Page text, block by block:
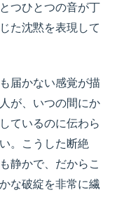
つひとつの音が丁
た沈黙を表現して
届かない感覚が描
が、いつの間にか
ているのに伝わら
。こうした断絶
静かで、だからこ
な破綻を非常に繊